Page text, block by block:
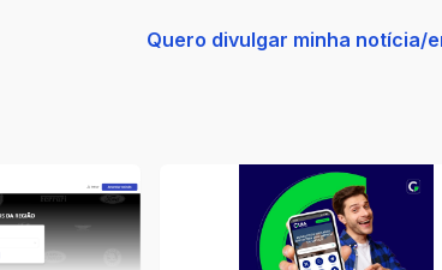
Quero divulgar minha notícia/